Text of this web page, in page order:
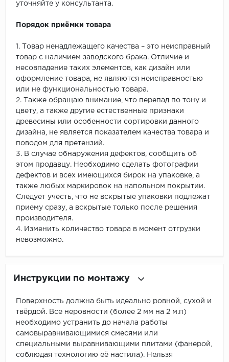
уточняйте у консультанта.
Порядок приёмки товара
1. Товар ненадлежащего качества – это неисправный
товар с наличием заводского брака. Отличие и
несовпадение таких элементов, как дизайн или
оформление товара, не являются неисправностью
или не функциональностью товара.
2. Также обращаю внимание, что перепад по тону и
цвету, а также другие естественные признаки
древесины или особенности сортировки данного
дизайна, не является показателем качества товара и
поводом для претензий.
3. В случае обнаружения дефектов, сообщить об
этом продавцу. Необходимо сделать фотографии
дефектов и всех имеющихся бирок на упаковке, а
также любых маркировок на напольном покрытии.
Следует учесть, что не вскрытые упаковки подлежат
приему сразу, а вскрытые только после решения
производителя.
4. Изменить количество товара в момент отгрузки
невозможно.
Инструкции по монтажу
Поверхность должна быть идеально ровной, сухой и
твёрдой. Все неровности (более 2 мм на 2 м.п)
необходимо устранить до начала работы
самовыравнивающимися смесями или
специальными выравнивающими плитами (фанерой,
соблюдая технологию её настила). Нельзя